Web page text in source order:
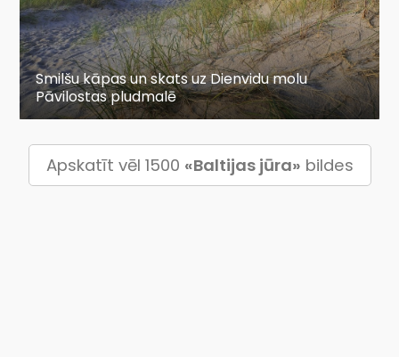
Smilšu kāpas un skats uz Dienvidu molu
Pāvilostas pludmalē
Apskatīt vēl 1500 «Baltijas jūra» bildes